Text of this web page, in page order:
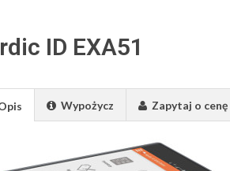
ID EXA51
Wypożycz Zapytaj o cenę